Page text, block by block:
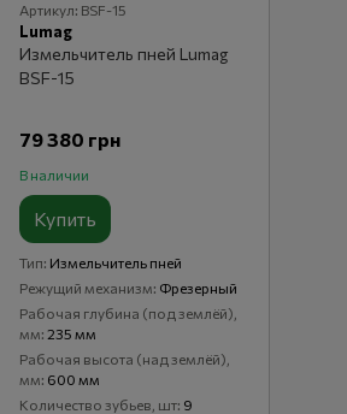
Артикул: BSF-15
Lumag
Измельчитель пней Lumag
BSF-15
79 380 грн
В наличии
Купить
Тип Измельчитель пней
Режущий механизм Фрезерный
Рабочая глубина (под землёй),
мм 235 мм
Рабочая высота (над землёй),
мм 600 мм
Количество зубьев, шт 9